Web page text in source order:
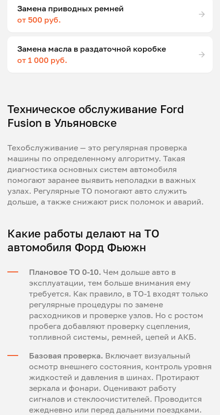
Замена приводных ремней
от 500 руб.
Замена масла в раздаточной коробке
от 1 000 руб.
Техническое обслуживание Ford
Fusion в Ульяновске
Техобслуживание — это регулярная проверка
машины по определенному алгоритму. Такая
диагностика основных систем автомобиля
помогают заранее выявить неполадки в важных
узлах. Регулярные ТО помогают авто служить
дольше, а также снижают риск поломок и аварий.
Какие работы делают на ТО
автомобиля Форд Фьюжн
Плановое ТО 0-10. Чем дольше авто в
эксплуатации, тем больше внимания ему
требуется. Как правило, в ТО-1 входят только
регулярные процедуры по замене
расходников и проверке узлов. Но с ростом
пробега добавляют проверку сцепления,
топливной системы, ремней, цепей и АКБ.
Базовая проверка. Включает визуальный
осмотр внешнего состояния, контроль уровня
жидкостей и давления в шинах. Протирают
зеркала и фонари. Оценивают работу
сигналов и стеклоочистителей. Проводится
ежедневно или перед дальними поездками.